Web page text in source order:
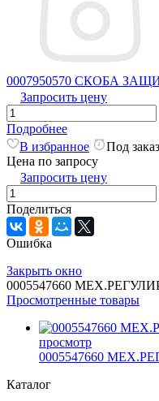
0007950570 СКОБА
Запросить цену
Подробнее
В избранное
Под заказ
Цена по запросу
Запросить цену
Поделиться
Ошибка
Закрыть окно
0005547660
Просмотренные товары
просмотр
0005547660
Каталог